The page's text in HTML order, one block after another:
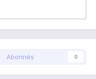
Abonnés 0